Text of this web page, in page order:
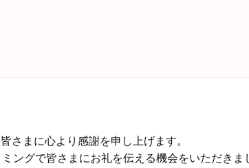
さまに心より感謝を申し上げます。
ングで皆さまにお礼を伝える機会をいただきま